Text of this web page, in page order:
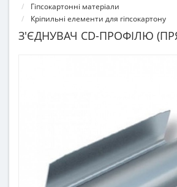
Гіпсокартонні матеріали
Кріпильні елементи для гіпсокартону
З'ЄДНУВАЧ CD-ПРОФІЛЮ